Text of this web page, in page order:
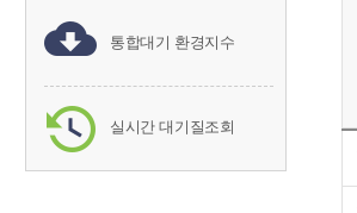
통합대기 환경지수
실시간 대기질조회